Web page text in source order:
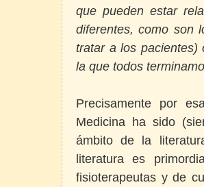
que pueden estar
diferentes, como son
tratar a los pacientes)
la que todos
Precisamente por
Medicina ha sido
ámbito de la
literatura es
fisioterapeutas y de